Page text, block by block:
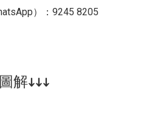
）：9245 8205
解↓↓↓